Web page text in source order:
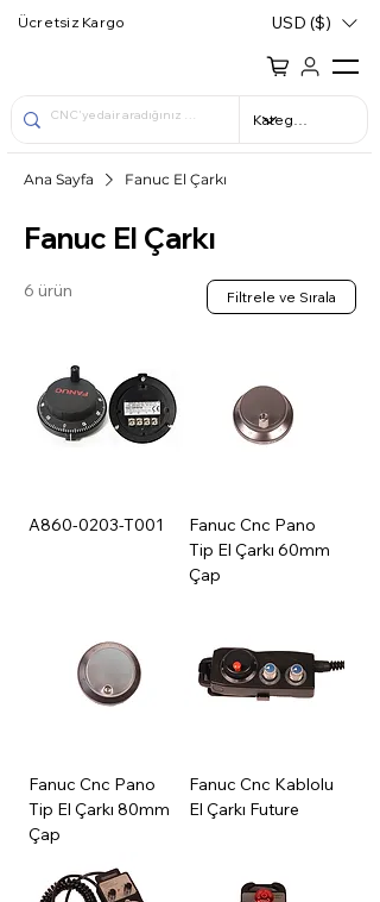
Ücretsiz Kargo USD ($)
Ana Sayfa Fanuc El Çarkı
Fanuc El Çarkı
6 ürün Filtrele ve Sırala
A860-0203-T001
Fanuc Cnc Pano
Tip El Çarkı 60mm
Çap
Fanuc Cnc Pano
Tip El Çarkı 80mm
Çap
Fanuc Cnc Kablolu
El Çarkı Future